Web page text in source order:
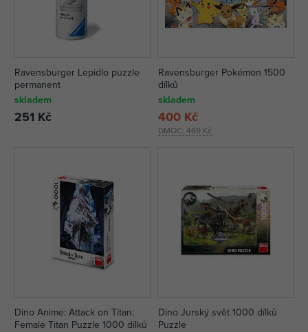
Ravensburger Lepidlo puzzle
permanent
skladem
251 Kč
Ravensburger Pokémon 1500
dílků
skladem
DMOC: 469 Kč
400 Kč
Dino Anime: Attack on Titan:
Female Titan Puzzle 1000 dílků
Dino Jurský svět 1000 dílků
Puzzle